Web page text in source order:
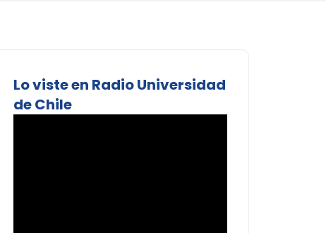
Lo viste en Radio Universidad
de Chile